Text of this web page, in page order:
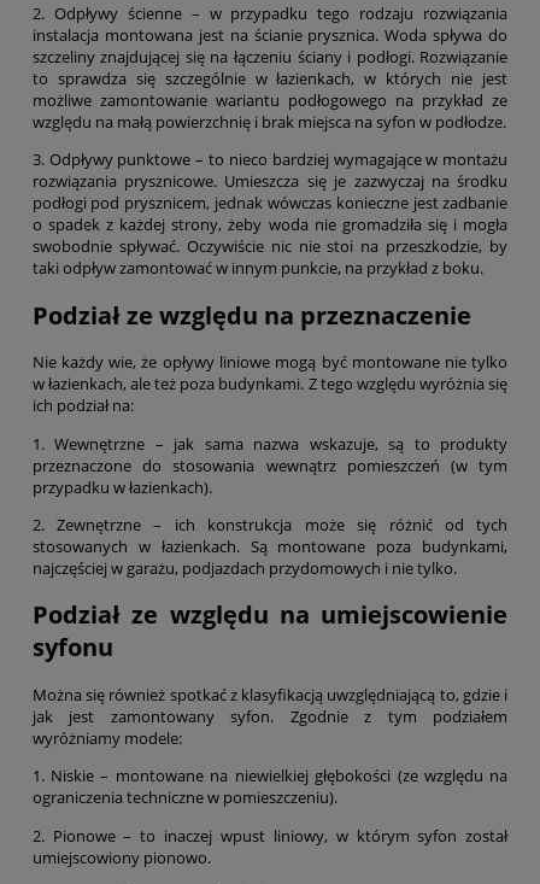
2. Odpływy ścienne– w przypadku tego rodzaju rozwiązania
instalacja montowana jest na ścianie prysznica. Woda spływa do
szczeliny znajdującej się na łączeniu ściany i podłogi. Rozwiązanie
to sprawdza się szczególnie w łazienkach, w których nie jest
możliwe zamontowanie wariantu podłogowego na przykład ze
względu na małą powierzchnię i brak miejsca na syfon w podłodze.
3. Odpływy punktowe – to nieco bardziej wymagające w montażu
rozwiązania prysznicowe. Umieszcza się je zazwyczaj na środku
podłogi pod prysznicem, jednak wówczas konieczne jest zadbanie
o spadek z każdej strony, żeby woda nie gromadziła się i mogła
swobodnie spływać. Oczywiście nic nie stoi na przeszkodzie, by
taki odpływ zamontować w innym punkcie, na przykład z boku.
Podział ze względu na przeznaczenie
Nie każdy wie, że opływy liniowe mogą być montowane nie tylko
w łazienkach, ale też poza budynkami. Z tego względu wyróżnia się
ich podział na:
1. Wewnętrzne – jak sama nazwa wskazuje, są to produkty
przeznaczone do stosowania wewnątrz pomieszczeń (w tym
przypadku w łazienkach).
2. Zewnętrzne – ich konstrukcja może się różnić od tych
stosowanych w łazienkach. Są montowane poza budynkami,
najczęściej w garażu, podjazdach przydomowych i nie tylko.
Podział ze względu na umiejscowienie
syfonu
Można się również spotkać z klasyfikacją uwzględniającą to, gdzie i
jak jest zamontowany syfon. Zgodnie z tym podziałem
wyróżniamy modele:
1. Niskie – montowane na niewielkiej głębokości (ze względu na
ograniczenia techniczne w pomieszczeniu).
2. Pionowe – to inaczej wpust liniowy, w którym syfon został
umiejscowiony pionowo.